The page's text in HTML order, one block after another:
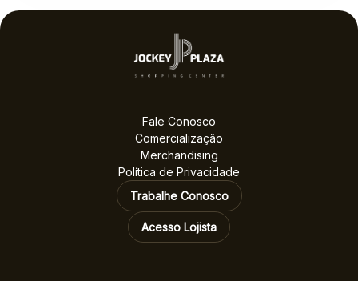
melhores no voto
Fale Conosco
Comercialização
Merchandising
Política de Privacidade
Trabalhe Conosco
Acesso Lojista